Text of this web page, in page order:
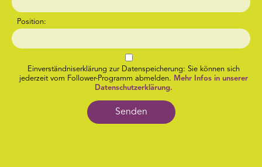
Position:
Einverständniserklärung zur Datenspeicherung: Sie können sich
jederzeit vom Follower-Programm abmelden.
Mehr Infos in unserer
Datenschutzerklärung.
Senden